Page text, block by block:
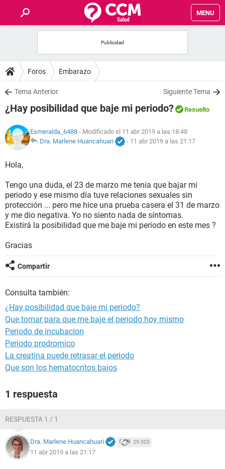
MENU
FOROS
SALUD
FAMILIA
NUTRICIÓN
BIENESTAR
SEXUALIDAD
GLOSARIO
Foros Embarazo
Tema Anterior Siguiente Tema
¿Hay posibilidad que baje mi periodo? Resuelto
Esmeralda_6488 - Modificado el 11 abr 2019 a las 18:48
Dra. Marlene Huancahuari
- 11 abr 2019 a las 21:17
Hola,
Tengo una duda, el 23 de marzo me tenia que bajar mi
periodo y ese mismo día tuve relaciones sexuales sin
protección ... pero me hice una prueba casera el 31 de marzo
y me dio negativa. Yo no siento nada de síntomas.
Existirá la posibilidad que me baje mi periodo en este mes ?
Gracias
Compartir
Consulta también:
¿Hay posibilidad que baje mi periodo?
Que tomar para que me baje el periodo hoy mismo
Periodo de incubacion
Periodo prodromico
La creatina puede retrasar el periodo
Que son los hematocritos bajos
1 respuesta
RESPUESTA 1 / 1
Dra. Marlene Huancahuari 29.005
11 abr 2019 a las 21:17